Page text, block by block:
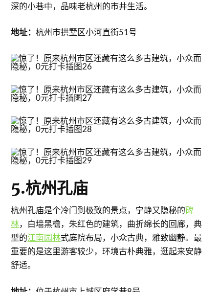
深的小巷中，品味老杭州的市井生活。
地址：杭州市拱墅区小河直街51号
5.杭州孔庙
杭州孔庙是个冷门到极致的景点，宁静又隐秘的碑
林，白墙黑檐，朱红色的建筑，曲折绵长的回廊，典
型的江南园林式庭院布局，小众古典，雅致幽静。最
重要的是这里游客较少，环境古朴典雅，逛起来安静
舒适。